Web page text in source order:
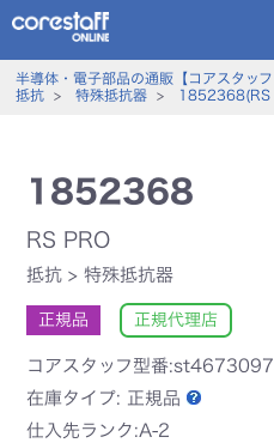
半導体・電子部品の通販【コアスタッ
抵抗> 特殊抵抗器> 1852368(RS
1852368
RS PRO
抵抗 >特殊抵抗器
正規品 正規代理店
コアスタッフ型番
在庫タイプ: 正規品
仕入先ランク:A-2